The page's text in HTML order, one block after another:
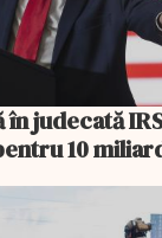
judecată
10